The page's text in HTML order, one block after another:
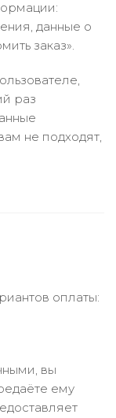
данные о
заказ».
раз
не подходят,
оплаты:
вы
ему